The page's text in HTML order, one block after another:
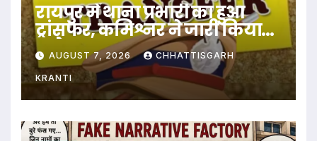
रायपुर में थाना प्रभारी का हुआ
ट्रांसफर, कमिश्नर ने जारी किया
आदेश
AUGUST 7, 2026 CHHATTISGARH
KRANTI